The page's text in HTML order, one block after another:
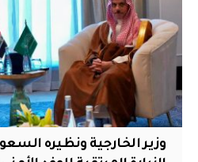
وزير الخارجية ونظيره